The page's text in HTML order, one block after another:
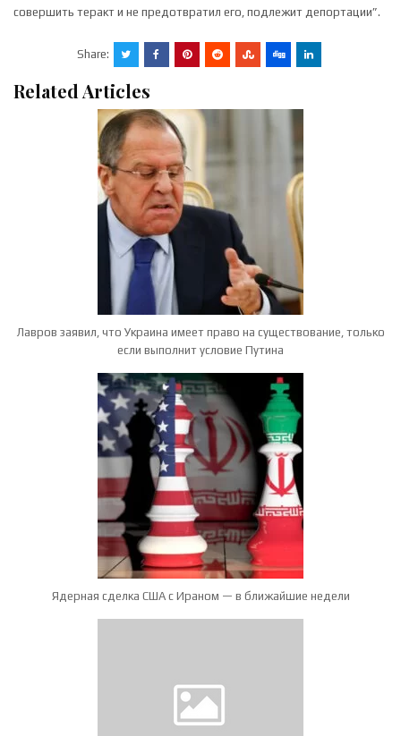
совершить теракт и не предотвратил его, подлежит депортации”.
Share:
Related Articles
Лавров заявил, что Украина имеет право на существование, только
если выполнит условие Путина
Ядерная сделка США с Ираном — в ближайшие недели